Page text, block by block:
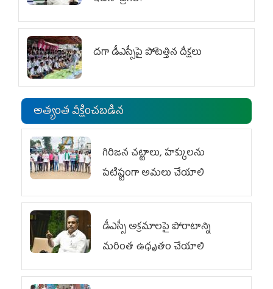
దగా డీఎస్సీపై పోటెత్తిన దీక్షలు
అత్యంత వీక్షించబడిన
గిరిజన చట్టాలు, హక్కులను
పటిష్టంగా అమలు చేయాలి
డీఎస్సీ అక్రమాలపై పోరాటాన్ని
మరింత ఉధృతం చేయాలి